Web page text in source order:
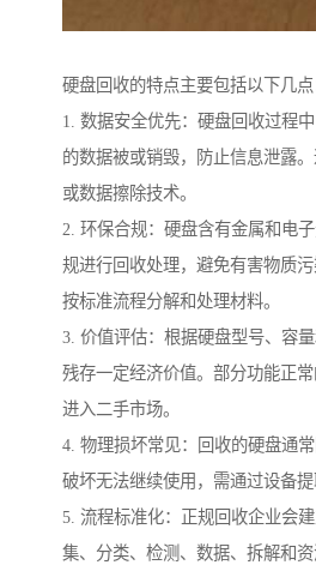
硬盘回收的特点主要包括以下几点
1. 数据安全优先：硬盘回收过程
的数据被或销毁，防止信息泄露
或数据擦除技术。
2. 环保合规：硬盘含有金属和电
规进行回收处理，避免有害物质
按标准流程分解和处理材料。
3. 价值评估：根据硬盘型号、容
残存一定经济价值。部分功能正
进入二手市场。
4. 物理损坏常见：回收的硬盘通
破坏无法继续使用，需通过设备提
5. 流程标准化：正规回收企业会
集、分类、检测、数据、拆解和